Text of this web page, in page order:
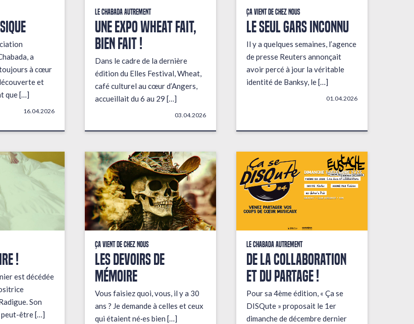
a
à cœur
et
que […]
16.04.2026
Le Chabada autrement
Une expo wheat fait,
bien fait !
Dans le cadre de la dernière
édition du Elles Festival, Wheat,
café culturel au cœur d’Angers,
accueillait du 6 au 29 […]
03.04.2026
Ça vient de chez nous
LE SEUL GARS INCONNU
Il y a quelques semaines, l’agence
de presse Reuters annonçait
avoir percé à jour la véritable
identité de Banksy, le […]
01.04.2026
!
est décédée
Son
peut-être […]
Ça vient de chez nous
LES DEVOIRS DE
MÉMOIRE
Vous faisiez quoi, vous, il y a 30
ans ? Je demande à celles et ceux
qui étaient né·es bien […]
Le Chabada autrement
De la collaboration
et du partage !
Pour sa 4ème édition, « Ça se
DISQute » proposait le 1er
dimanche de décembre dernier